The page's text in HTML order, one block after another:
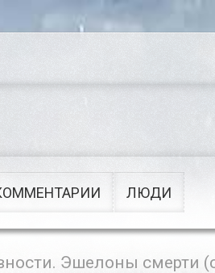
ЛЮДИ
Эшелоны смерти